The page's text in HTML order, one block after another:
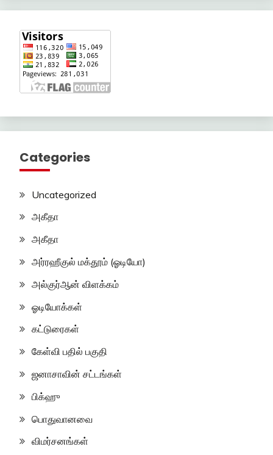
Categories
Uncategorized
அகீதா
அகீதா
அர்ரஹீகுல் மக்தூம் (ஓடியோ)
அல்குர்ஆன் விளக்கம்
ஓடியோக்கள்
கட்டுரைகள்
கேள்வி பதில் பகுதி
ஜனாசாவின் சட்டங்கள்
பிக்ஹு
பொதுவானவை
விமர்சனங்கள்